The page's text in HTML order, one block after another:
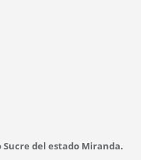
del estado Miranda.